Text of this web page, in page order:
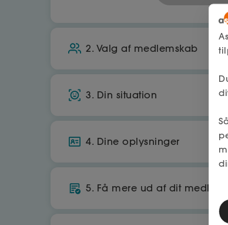
2. Valg af medlemskab
A-kasse
Økonomisk tryghed, hvis du
Få op til 25.070 kr./md. i
3. Din situation
Arbejder du primært i danmark?
4. Dine oplysninger
5. Få mere ud af dit